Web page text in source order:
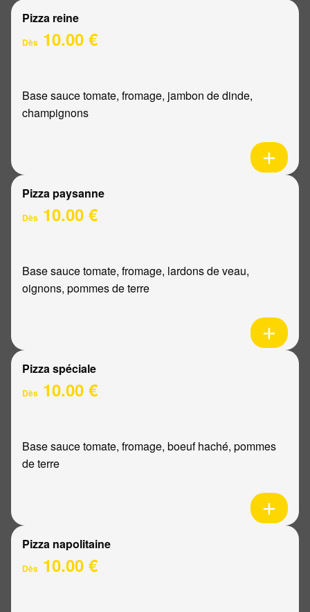
Pizza reine
Dès 10.00 €
Base sauce tomate, fromage, jambon de dinde,
champignons
Pizza paysanne
Dès 10.00 €
Base sauce tomate, fromage, lardons de veau,
oignons, pommes de terre
Pizza spéciale
Dès 10.00 €
Base sauce tomate, fromage, boeuf haché, pommes
de terre
Pizza napolitaine
Dès 10.00 €